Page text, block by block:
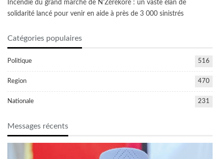
Incendie du grand marché de N’Zérékoré : un vaste élan de
solidarité lancé pour venir en aide à près de 3 000 sinistrés
Catégories populaires
Politique 516
Region 470
Nationale 231
Messages récents